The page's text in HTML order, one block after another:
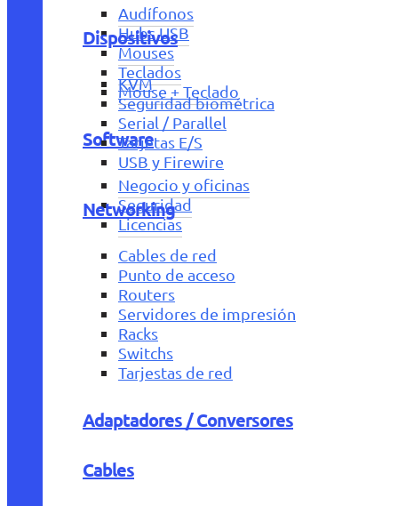
Audífonos
Hubs USB
Mouses
Teclados
Mouse + Teclado
Software
Negocio y oficinas
Seguridad
Licencias
Dispositivos
KVM
Seguridad biométrica
Serial / Parallel
Tarjetas E/S
USB y Firewire
Networking
Cables de red
Punto de acceso
Routers
Servidores de impresión
Racks
Switchs
Tarjestas de red
Adaptadores / Conversores
Cables